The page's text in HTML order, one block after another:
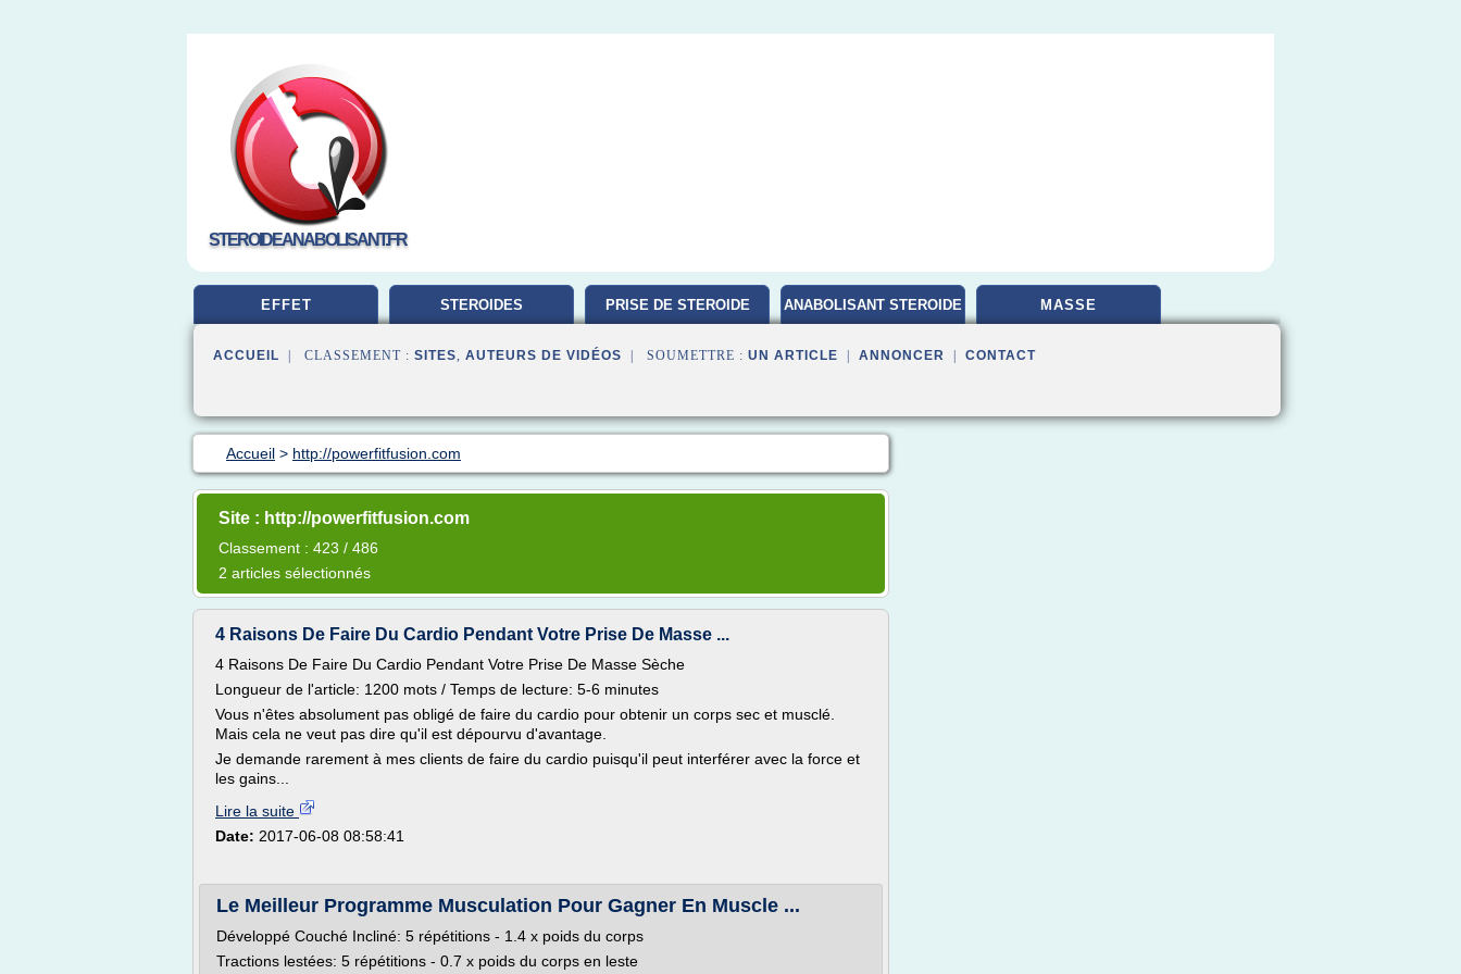
STEROIDEANABOLISANT.FR
EFFET STEROIDES PRISE DE STEROIDE ANABOLISANT STEROIDE MASSE
ACCUEIL | CLASSEMENT : SITES, AUTEURS DE VIDÉOS | SOUMETTRE : UN ARTICLE ANNONCER CONTACT
Accueil > http://powerfitfusion.com
Site : http://powerfitfusion.com
Classement : 423 / 486
2 articles sélectionnés
4 Raisons De Faire Du Cardio Pendant Votre Prise De Masse ...
4 Raisons De Faire Du Cardio Pendant Votre Prise De Masse Sèche
Longueur de l'article: 1200 mots / Temps de lecture: 5-6 minutes
Vous n'êtes absolument pas obligé de faire du cardio pour obtenir un corps sec et musclé.
Mais cela ne veut pas dire qu'il est dépourvu d'avantage.
Je demande rarement à mes clients de faire du cardio puisqu'il peut interférer avec la force et
les gains...
Lire la suite
Date: 2017-06-08 08:58:41
Le Meilleur Programme Musculation Pour Gagner En Muscle ...
Développé Couché Incliné: 5 répétitions - 1.4 x poids du corps
Tractions lestées: 5 répétitions - 0.7 x poids du corps en leste